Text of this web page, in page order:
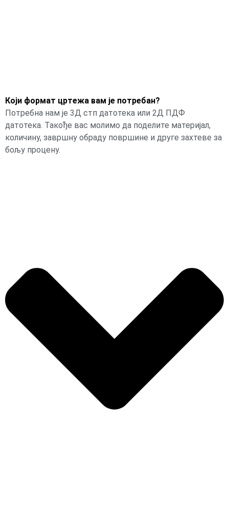
Који формат цртежа вам је потребан?
Потребна нам је 3Д стп датотека или 2Д ПДФ
датотека. Такође вас молимо да поделите материјал,
количину, завршну обраду површине и друге захтеве за
бољу процену.